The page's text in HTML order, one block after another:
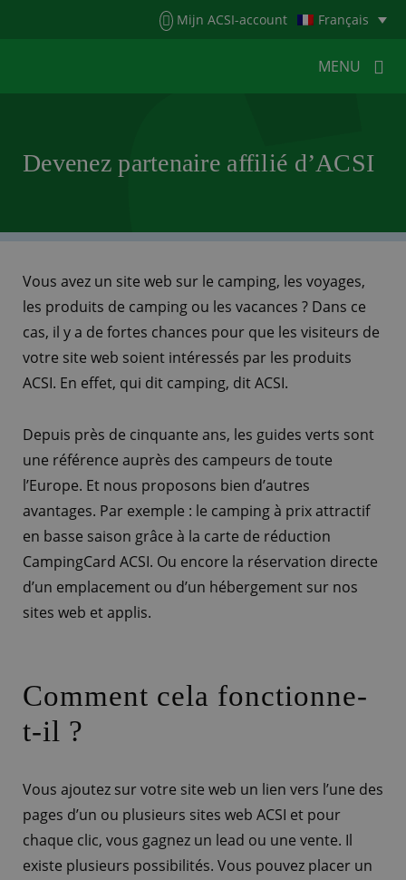
Mijn ACSI-account Français
MENU
POUR LES CAMPINGSACTUALITÉS
ACSI WEBSHOPSERVICE CLIENTÈLE
Devenez partenaire affilié d’ACSI
Vous avez un site web sur le camping, les voyages,
les produits de camping ou les vacances ? Dans ce
cas, il y a de fortes chances pour que les visiteurs de
votre site web soient intéressés par les produits
ACSI. En effet, qui dit camping, dit ACSI.
Depuis près de cinquante ans, les guides verts sont
une référence auprès des campeurs de toute
l’Europe. Et nous proposons bien d’autres
avantages. Par exemple : le camping à prix attractif
en basse saison grâce à la carte de réduction
CampingCard ACSI. Ou encore la réservation directe
d’un emplacement ou d’un hébergement sur nos
sites web et applis.
Comment cela fonctionne-
t-il ?
Vous ajoutez sur votre site web un lien vers l’une des
pages d’un ou plusieurs sites web ACSI et pour
chaque clic, vous gagnez un lead ou une vente. Il
existe plusieurs possibilités. Vous pouvez placer un